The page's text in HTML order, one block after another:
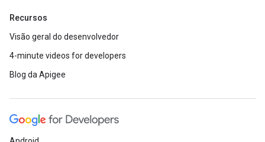
Recursos
Visão geral do desenvolvedor
4-minute videos for developers
Blog da Apigee